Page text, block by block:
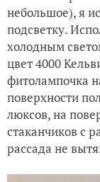
небольшое), я
подсветку.
холодным
цвет 4000
фитолампочка
поверхности
люксов, на
стаканчиков с
рассада не